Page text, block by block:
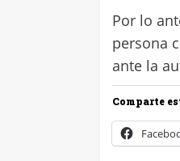
Por lo
persona
ante la
Comparte